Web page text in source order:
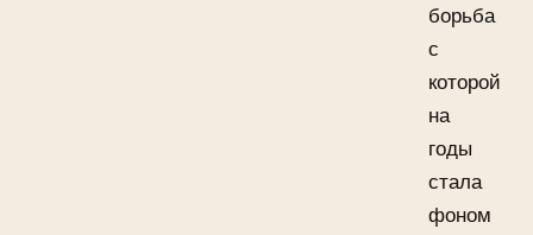
борьба
с
которой
на
годы
стала
фоном